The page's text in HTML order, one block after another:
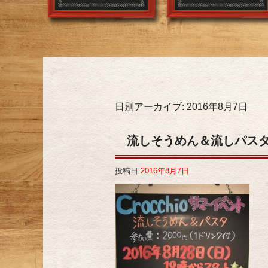
日別アーカイブ: 2016年8月7日
流しそうめん＆流しパス
投稿日 2016年8月7日